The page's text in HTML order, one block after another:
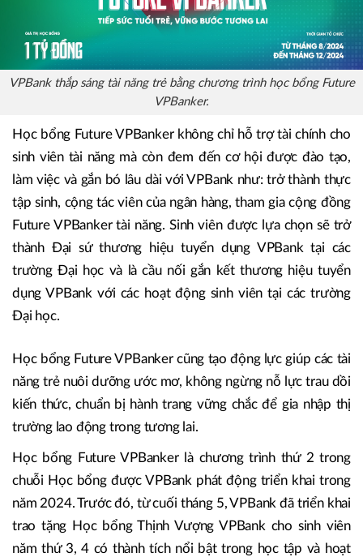
VPBank thắp sáng tài năng trẻ bằng chương trình học bổng Future
VPBanker.
Học bổng Future VPBanker không chỉ hỗ trợ tài chính cho
sinh viên tài năng mà còn đem đến cơ hội được đào tạo,
làm việc và gắn bó lâu dài với VPBank như: trở thành thực
tập sinh, cộng tác viên của ngân hàng, tham gia cộng đồng
Future VPBanker tài năng. Sinh viên được lựa chọn sẽ trở
thành Đại sứ thương hiệu tuyển dụng VPBank tại các
trường Đại học và là cầu nối gắn kết thương hiệu tuyển
dụng VPBank với các hoạt động sinh viên tại các trường
Đại học.
Học bổng Future VPBanker cũng tạo động lực giúp các tài
năng trẻ nuôi dưỡng ước mơ, không ngừng nỗ lực trau dồi
kiến thức, chuẩn bị hành trang vững chắc để gia nhập thị
trường lao động trong tương lai.
Học bổng Future VPBanker là chương trình thứ 2 trong
chuỗi Học bổng được VPBank phát động triển khai trong
năm 2024. Trước đó, từ cuối tháng 5, VPBank đã triển khai
trao tặng Học bổng Thịnh Vượng VPBank cho sinh viên
năm thứ 3, 4 có thành tích nổi bật trong học tập và hoạt